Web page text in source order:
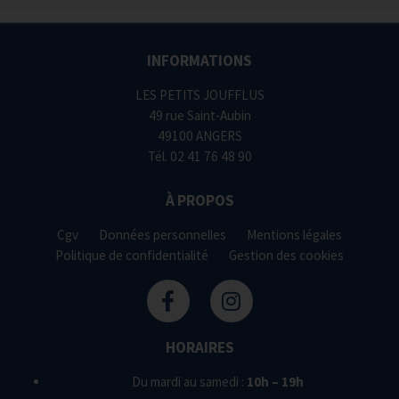
INFORMATIONS
LES PETITS JOUFFLUS
49 rue Saint-Aubin
49100 ANGERS
Tél. 02 41 76 48 90
À PROPOS
Cgv Données personnelles
Mentions légales
Politique de confidentialité
Gestion des cookies
HORAIRES
Du mardi au samedi : 10h – 19h